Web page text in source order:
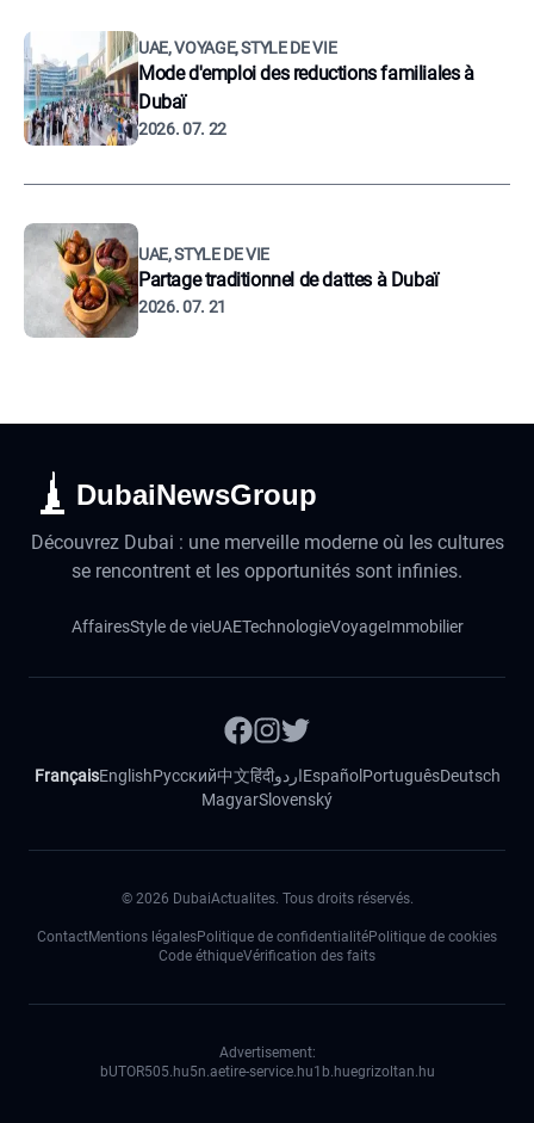
UAE, VOYAGE, STYLE DE VIE
Mode d'emploi des reductions familiales à
Dubaï
2026. 07. 22
UAE, STYLE DE VIE
Partage traditionnel de dattes à Dubaï
2026. 07. 21
DubaiNewsGroup
Découvrez Dubai : une merveille moderne où les cultures
se rencontrent et les opportunités sont infinies.
AffairesStyle de vieUAETechnologieVoyageImmobilier
FrançaisEnglishРусский中文हिंदीاردوEspañol PortuguêsDeutsch
MagyarSlovenský
© 2026 DubaiActualites. Tous droits réservés.
ContactMentions légalesPolitique de confidentialitéPolitique de cookies
Code éthiqueVérification des faits
Advertisement:
bUTOR505.hu5n.aetire-service.hu1b.huegrizoltan.hu